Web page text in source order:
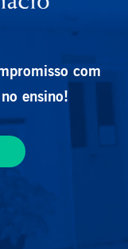
com
ensino!